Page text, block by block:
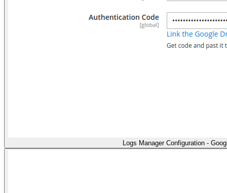
Logs Manager Configuration -